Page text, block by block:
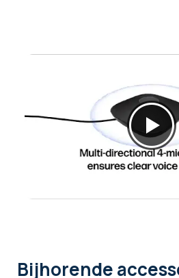
Bijhorende